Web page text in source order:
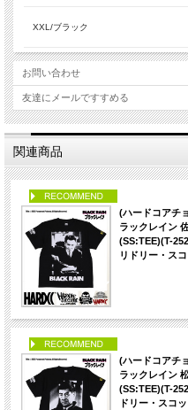
XXL/ブラック
お問い合わせ
友達にメールですすめる
関連商品
(ハードコアチ
ラックレイン
(SS:TEE)(T-
リドリー・ス
(ハードコアチ
ラックレイン
(SS:TEE)(T-
ドリー・スコ